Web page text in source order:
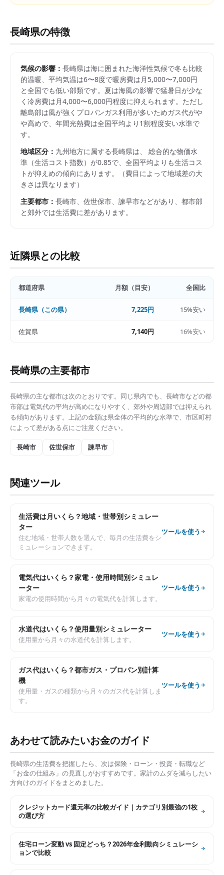
長崎県の特徴
気候の影響： 長崎県は海に囲まれた海洋性気候で冬も比較
的温暖、平均気温は6〜8度で暖房費は月5,000〜7,000円
と全国でも低い部類です。夏は海風の影響で猛暑日が少な
く冷房費は月4,000〜6,000円程度に抑えられます。ただし
離島部は風が強くプロパンガス利用が多いためガス代がや
や高めで、年間光熱費は全国平均より1割程度安い水準で
す。
地域区分： 九州地方に属する長崎県は、 総合的な物価水
準（生活コスト指数）が0.85で、 全国平均よりも生活コス
トが抑えめの傾向にあります。
（費目によって地域差の大
きさは異なります）
主要都市： 長崎市、佐世保市、諫早市などがあり、都市部
と郊外では生活費に差があります。
近隣県との比較
都道府県 月額（目安） 全国比
長崎県（この県） 7,225円 15%安い
佐賀県 7,140円 16%安い
長崎県の主要都市
長崎県の主な都市は次のとおりです。同じ県内でも、 長崎市などの都
市部は電気代の平均が高めになりやすく、郊外や周辺部では抑えられ
る傾向があります。上記の金額は県全体の平均的な水準で、市区町村
によって差がある点にご注意ください。
長崎市 佐世保市 諫早市
関連ツール
生活費は月いくら？地域・世帯別シミュレー
ター
住む地域・世帯人数を選んで、毎月の生活費をシ
ミュレーションできます。
ツールを使う
電気代はいくら？家電・使用時間別シミュレ
ーター
家電の使用時間から月々の電気代を計算します。
ツールを使う
水道代はいくら？使用量別シミュレーター
使用量から月々の水道代を計算します。
ツールを使う
ガス代はいくら？都市ガス・プロパン別計算
機
使用量・ガスの種類から月々のガス代を計算しま
す。
ツールを使う
あわせて読みたいお金のガイド
長崎県の生活費を把握したら、次は保険・ローン・投資・転職など
「お金の仕組み」の見直しがおすすめです。家計のムダを減らしたい
方向けのガイドをまとめました。
クレジットカード還元率の比較ガイド｜カテゴリ別最強の1枚
の選び方
住宅ローン変動 vs 固定どっち？2026年金利動向シミュレーシ
ョンで比較